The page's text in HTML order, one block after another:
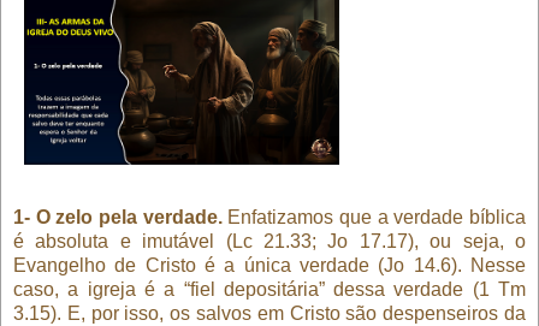
1- O zelo pela verdade.Enfatizamos que a verdade bíblica
é absoluta e imutável (Lc 21.33; Jo 17.17), ou seja, o
Evangelho de Cristo é a única verdade (Jo 14.6). Nesse
caso, a igreja é a “fiel depositária” dessa verdade (1 Tm
3.15). E, por isso, os salvos em Cristo são despenseiros da